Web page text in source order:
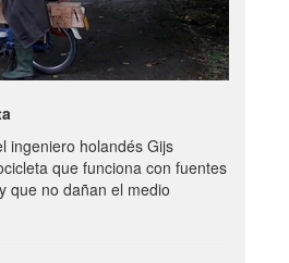
holandés Gijs
que funciona con fuentes
que no dañan el medio